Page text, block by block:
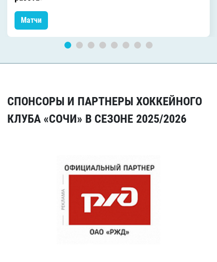
Матчи
СПОНСОРЫ И ПАРТНЕРЫ ХОККЕЙНОГО
КЛУБА «СОЧИ» В СЕЗОНЕ 2025/2026